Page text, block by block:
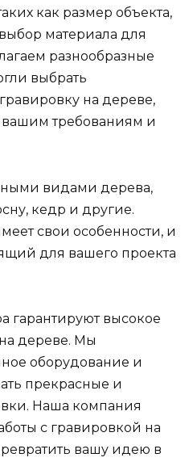
как размер объекта,
материала для
разнообразные
выбрать
на дереве,
вашим требованиям и
видами дерева,
кедр и другие.
свои особенности, и
для вашего проекта
гарантируют высокое
дереве. Мы
оборудование и
прекрасные и
Наша компания
с гравировкой на
вашу идею в